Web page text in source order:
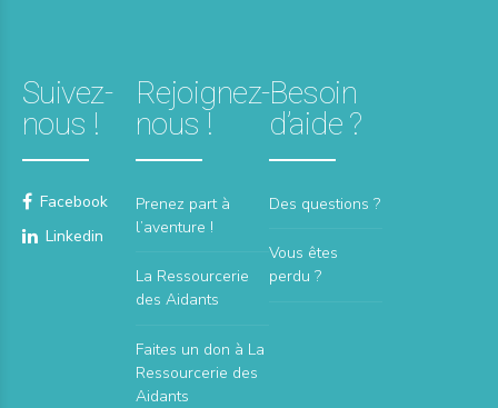
Suivez-
nous !
Facebook
Linkedin
Rejoignez-
nous !
Prenez part à
l’aventure !
La Ressourcerie
des Aidants
Faites un don à La
Ressourcerie des
Aidants
Besoin
d’aide ?
Des questions ?
Vous êtes
perdu ?